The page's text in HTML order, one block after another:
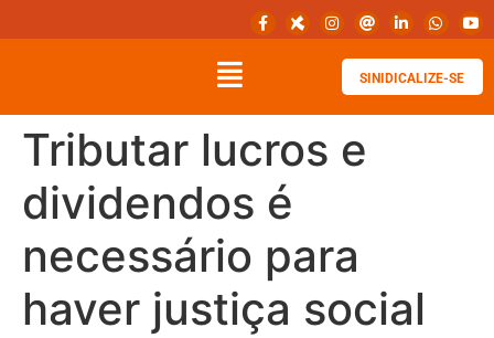
SINIDICALIZE-SE
Tributar lucros e
dividendos é
necessário para
haver justiça social